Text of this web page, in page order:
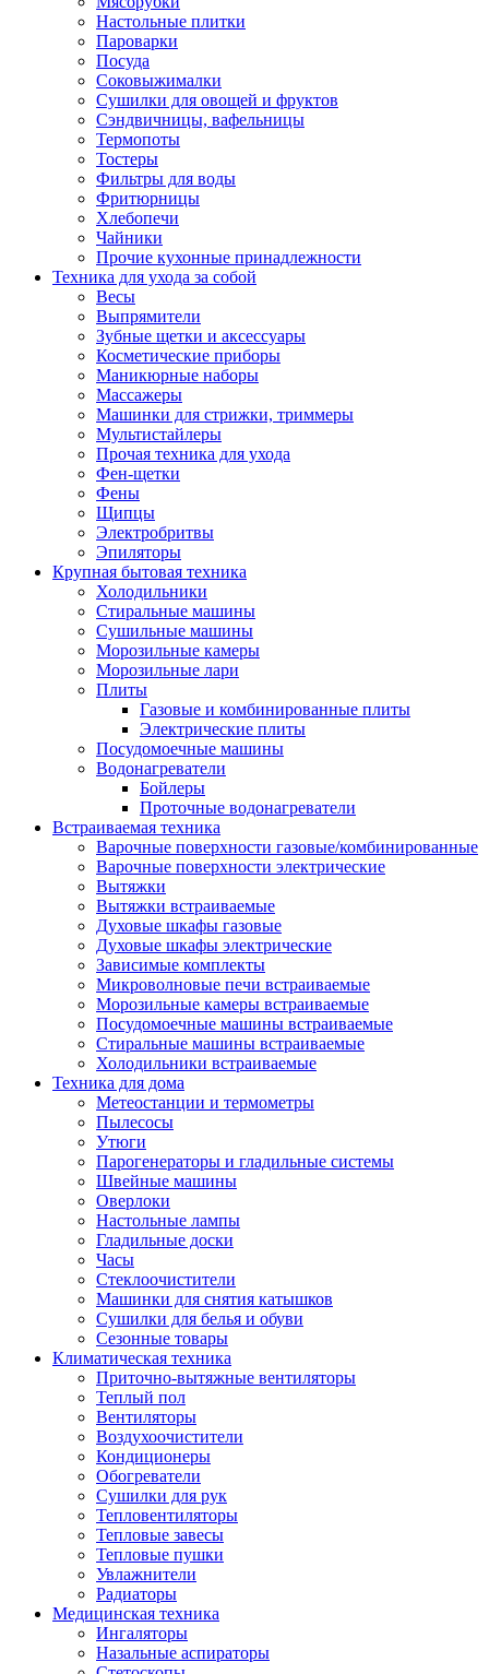
Зависимые комплекты
Посудомоечные машины встраиваемые
Стиральные машины встраиваемые
Холодильники встраиваемые
Техника для дома
Пылесосы
Утюги
Оверлоки
Настольные лампы
Часы
Стеклоочистители
Машинки для снятия катышков
Сушилки для белья и обуви
Климатическая техника
Приточно-вытяжные вентиляторы
Теплый пол
Обогреватели
Тепловентиляторы
Тепловые завесы
Тепловые пушки
Увлажнители
Радиаторы
Медицинская техника
Назальные аспираторы
Стетоскопы
Термометры
Тонометры
Электрические грелки
Аудио-видео техника
Аксессуары для аудио-видео техники
Кабели для аудио и видео
Кронштейны для акустики
Магнитолы
Музыкальные центры
Диктофоны
Домашние кинотеатры
Игровые приставки и аксессуары
Аксессуары к игровым
Музыкальные инструменты
Аксессуары эми
Ди-джейское оборудование
Плееры blu-ray и dvd
Проекционное оборудование
Аксессуары для проекционного
Интерактивные доски
Кронштейны для проекторов
Проекторы
Экраны
Магнитно-маркерные доски
Радиобудильники
Радиоприемники
Саундбары
Системы и компоненты hi-fi
Компоненты hi-fi
Плееры и аксессуары
Плееры
Фото и видеокамеры
Фотоаппараты
Зеркальные фотоаппараты
Экшн-камеры
Аксессуары для фото- видео техники
Штативы
Настольные плитки
Пароварки
Посуда
Соковыжималки
Сушилки для овощей и фруктов
Сэндвичницы, вафельницы
Термопоты
Тостеры
Фильтры для воды
Фритюрницы
Хлебопечи
Чайники
Прочие кухонные принадлежности
Техника для ухода за собой
Весы
Выпрямители
Зубные щетки и аксессуары
Косметические приборы
Маникюрные наборы
Массажеры
Машинки для стрижки, триммеры
Мультистайлеры
Прочая техника для ухода
Фен-щетки
Фены
Щипцы
Электробритвы
Эпиляторы
Крупная бытовая техника
Холодильники
Стиральные машины
Сушильные машины
Морозильные камеры
Морозильные лари
Плиты
Газовые и комбинированные плиты
Электрические плиты
Посудомоечные машины
Водонагреватели
Бойлеры
Проточные водонагреватели
Встраиваемая техника
Варочные поверхности газовые/комбинированные
Варочные поверхности электрические
Вытяжки
Вытяжки встраиваемые
Духовые шкафы газовые
Духовые шкафы электрические
Зависимые комплекты
Микроволновые печи встраиваемые
Морозильные камеры встраиваемые
Посудомоечные машины встраиваемые
Стиральные машины встраиваемые
Холодильники встраиваемые
Техника для дома
Метеостанции и термометры
Пылесосы
Утюги
Парогенераторы и гладильные системы
Швейные машины
Оверлоки
Настольные лампы
Гладильные доски
Часы
Стеклоочистители
Машинки для снятия катышков
Сушилки для белья и обуви
Сезонные товары
Климатическая техника
Приточно-вытяжные вентиляторы
Теплый пол
Вентиляторы
Воздухоочистители
Кондиционеры
Обогреватели
Сушилки для рук
Тепловентиляторы
Тепловые завесы
Тепловые пушки
Увлажнители
Радиаторы
Медицинская техника
Ингаляторы
Назальные аспираторы